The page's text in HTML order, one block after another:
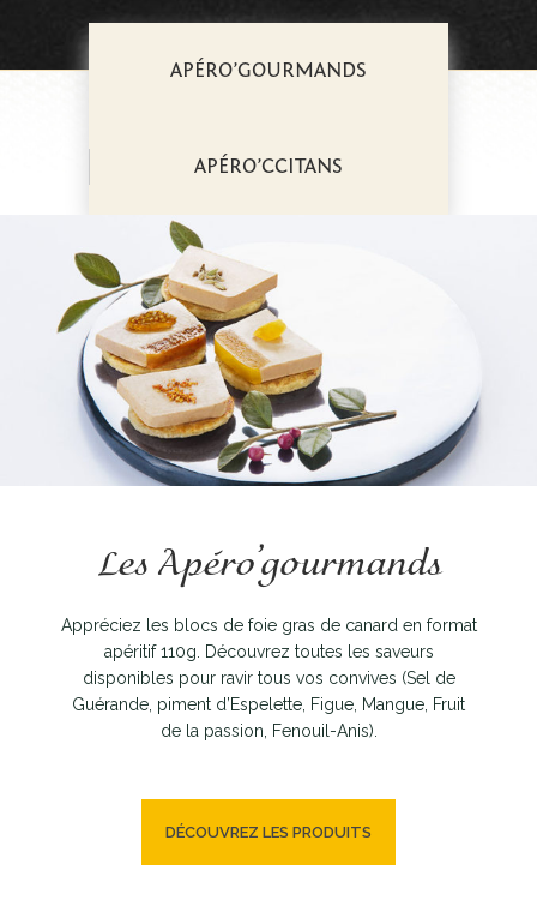
APÉRO’GOURMANDS
APÉRO’CCITANS
Les Apéro’gourmands
Appréciez les blocs de foie gras de canard en format
apéritif 110g. Découvrez toutes les saveurs
disponibles pour ravir tous vos convives (Sel de
Guérande, piment d’Espelette, Figue, Mangue, Fruit
de la passion, Fenouil-Anis).
DÉCOUVREZ LES PRODUITS